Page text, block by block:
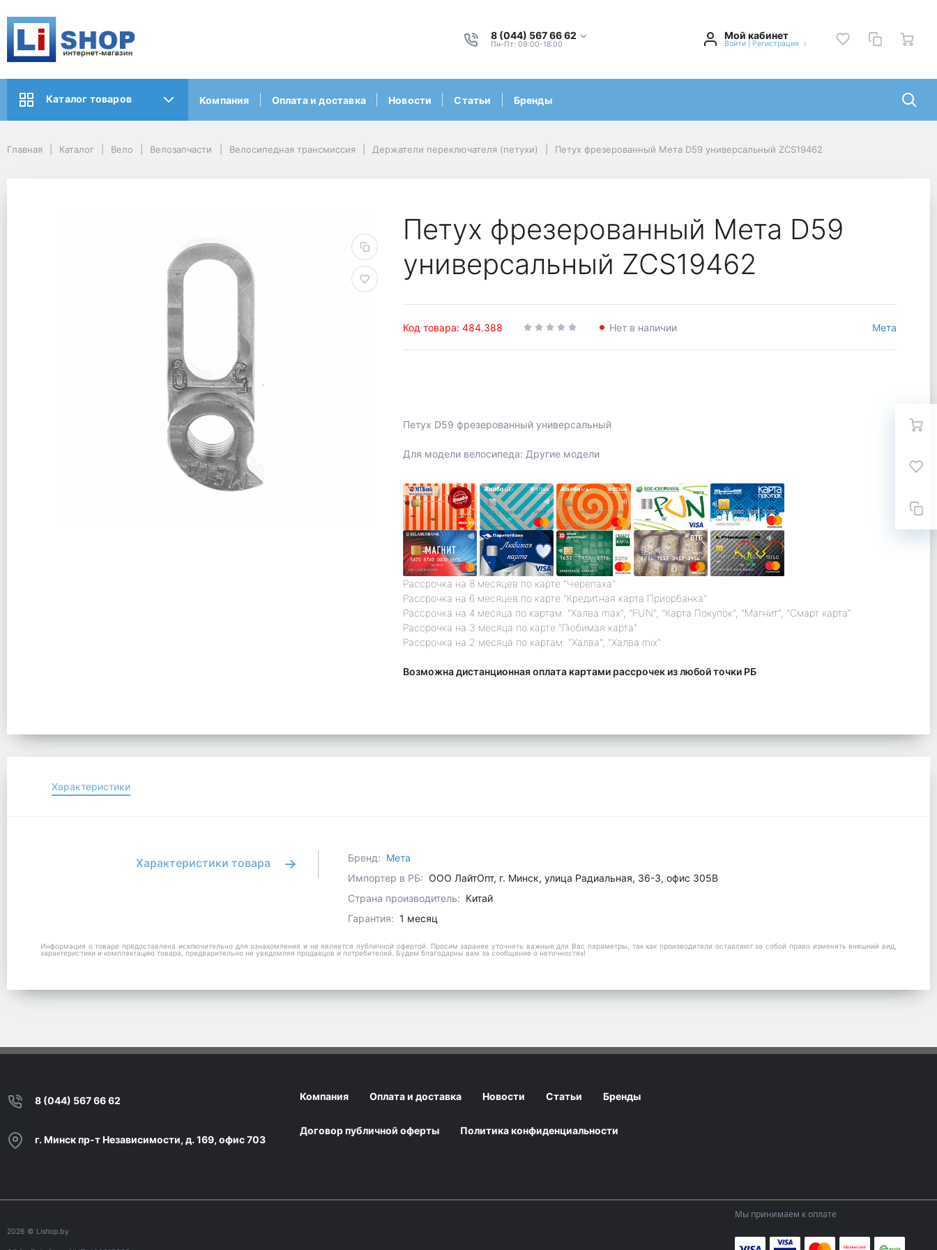
8 (044) 567 66 62
Пн-Пт: 09:00-18:00
Мой кабинет
Войти Регистрация
Каталог товаров Компания Оплата и доставка Новости Статьи Бренды
Главная Каталог Вело Велозапчасти Велосипедная трансмиссия Держатели переключателя (петухи) Петух фрезерованный Мета D59 универсальный ZCS19462
Петух фрезерованный Мета D59
универсальный ZCS19462
Код товара: 484.388 Нет в наличии Мета
Петух D59 фрезерованный универсальный
Для модели велосипеда: Другие модели
Рассрочка на 8 месяцев по карте "Черепаха"
Рассрочка на 6 месяцев по карте "Кредитная карта Приорбанка"
Рассрочка на 4 месяца по картам: "Халва max", "FUN", "Карта Покупок", "Магнит", "Смарт карта"
Рассрочка на 3 месяца по карте "Любимая карта"
Рассрочка на 2 месяца по картам: "Халва", "Халва mix"
Возможна дистанционная оплата картами рассрочек из любой точки РБ
Характеристики
Характеристики товара Бренд: Мета
Импортер в РБ: ООО ЛайтОпт, г. Минск, улица Радиальная, 36-3, офис 305В
Страна производитель: Китай
Гарантия: 1 месяц
Информация о товаре предоставлена исключительно для ознакомления и не является публичной офертой. Просим заранее уточнять важные для Вас параметры, так как производители оставляют за собой право изменять внешний вид,
характеристики и комплектацию товара, предварительно не уведомляя продавцов и потребителей. Будем благодарны вам за сообщение о неточностях!
8 (044) 567 66 62
г. Минск пр-т Независимости, д. 169, офис 703
Компания Оплата и доставка Новости Статьи Бренды
Договор публичной оферты Политика конфиденциальности
2026 © Lishop.by
Мы принимаем к оплате